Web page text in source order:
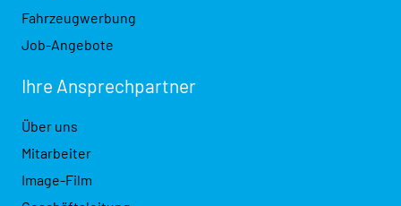
Fahrzeugwerbung
Job-Angebote
Ihre Ansprech­partner
Über uns
Mitarbeiter
Image-Film